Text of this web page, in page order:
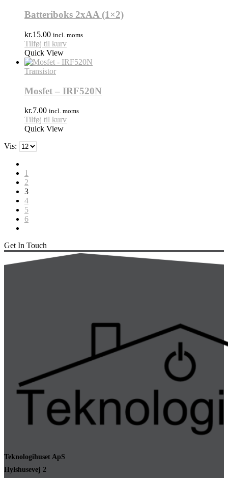
Batteriboks 2xAA (1×2)
kr.15.00 incl. moms
Tilføj til kurv
Quick View
Transistor
Mosfet – IRF520N
kr.7.00 incl. moms
Tilføj til kurv
Quick View
Vis:
1
2
3
4
5
6
Get In Touch
Teknologihuset ApS
Hylshusevej 2